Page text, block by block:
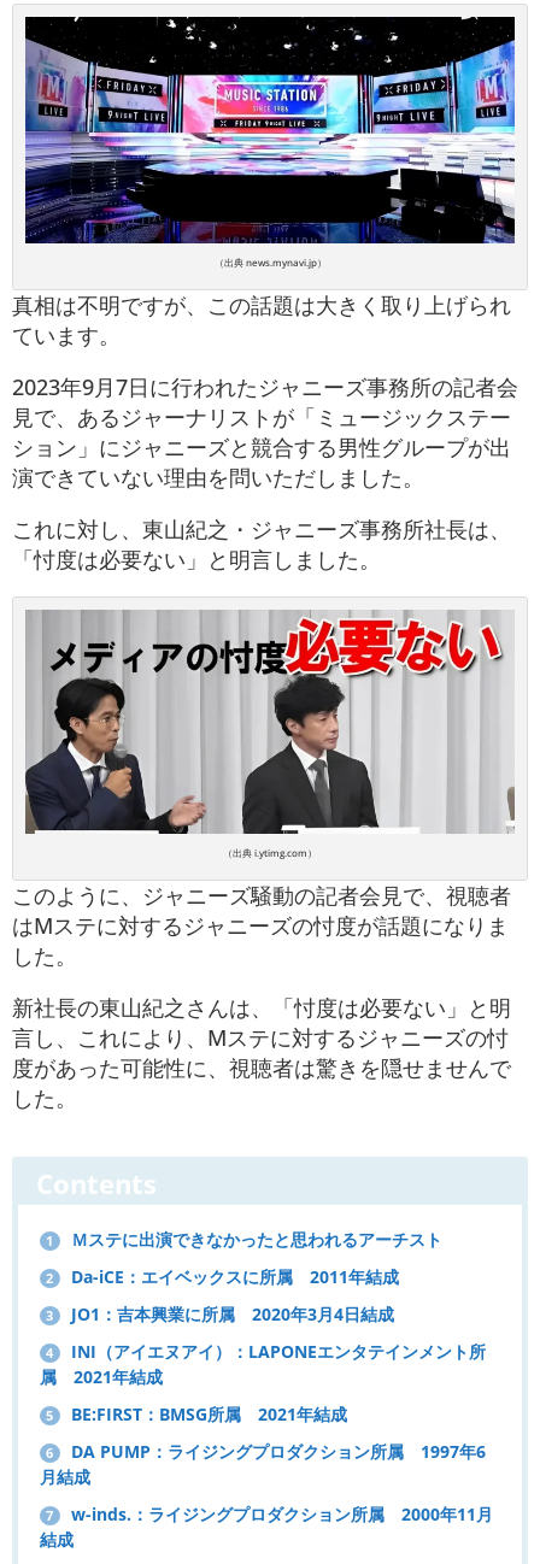
（出典 news.mynavi.jp）
真相は不明ですが、この話題は大きく取り上げられ
ています。
2023年9月7日に行われたジャニーズ事務所の記者会
見で、あるジャーナリストが「ミュージックステー
ション」にジャニーズと競合する男性グループが出
演できていない理由を問いただしました。
これに対し、東山紀之・ジャニーズ事務所社長は、
「忖度は必要ない」と明言しました。
（出典 i.ytimg.com）
このように、ジャニーズ騒動の記者会見で、視聴者
はMステに対するジャニーズの忖度が話題になりま
した。
新社長の東山紀之さんは、「忖度は必要ない」と明
言し、これにより、Mステに対するジャニーズの忖
度があった可能性に、視聴者は驚きを隠せませんで
した。
Contents
1 Ｍステに出演できなかったと思われるアーチスト
2 Da-iCE：エイベックスに所属 2011年結成
3 JO1：吉本興業に所属 2020年3月4日結成
4
INI（アイエヌアイ）：LAPONEエンタテインメント所
属 2021年結成
5 BE:FIRST：BMSG所属 2021年結成
6
DA PUMP：ライジングプロダクション所属 1997年6
月結成
7
w-inds.：ライジングプロダクション所属 2000年11月
結成